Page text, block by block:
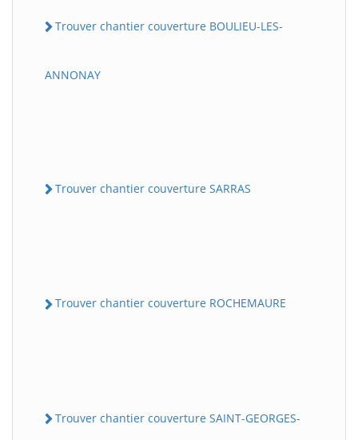
Trouver chantier couverture BOULIEU-LES-
ANNONAY
Trouver chantier couverture SARRAS
Trouver chantier couverture ROCHEMAURE
Trouver chantier couverture SAINT-GEORGES-